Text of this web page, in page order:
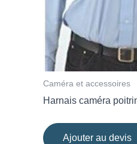
Caméra et accessoires
Harnais caméra
Ajouter au devis